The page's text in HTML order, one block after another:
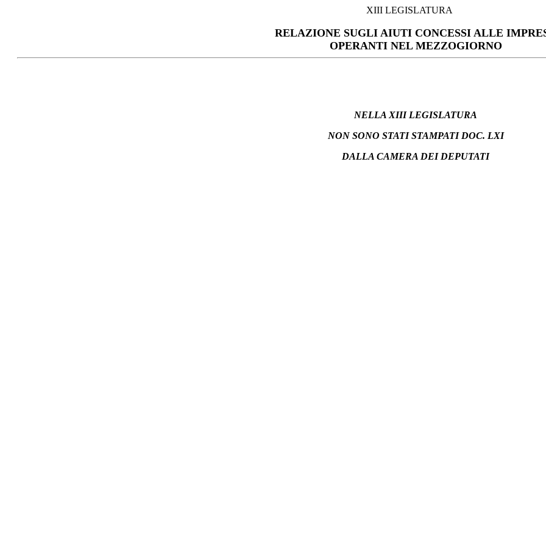
XIII LEGISLATURA
RELAZIONE SUGLI AIUTI CONCESSI ALLE
OPERANTI NEL MEZZOGIORNO
NELLA XIII LEGISLATURA
NON SONO STATI STAMPATI DOC. LXI
DALLA CAMERA DEI DEPUTATI